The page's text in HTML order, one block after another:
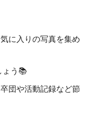
に入りの写真を集め
ょう📚
団や活動記録など節